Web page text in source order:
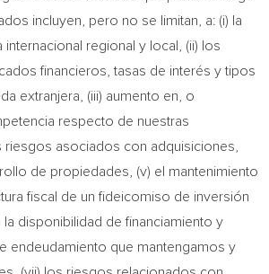
incluyen, pero no se limitan, a: (i) la
regional y local, (ii) los
financieros, tasas de interés y tipos
extranjera, (iii) aumento en, o
respecto de nuestras
riesgos asociados con adquisiciones,
de propiedades, (v) el mantenimiento
fiscal de un fideicomiso de inversión
la disponibilidad de financiamiento y
endeudamiento que mantengamos y